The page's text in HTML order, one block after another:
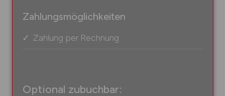
Zahlungsmöglichkeiten
Zahlung per Rechnung
Optional zubuchbar: